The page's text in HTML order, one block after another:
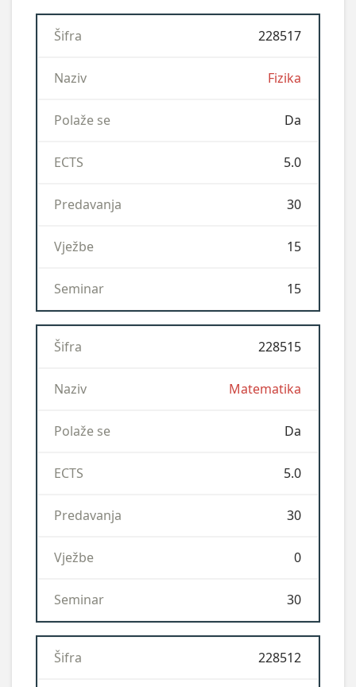
Š
f
N
a
i
o
l
a
ž
s
C
S
P
V
S
228517
Fizika
Da
5.0
30
15
15
228515
Matematika
Da
5.0
30
0
30
228512